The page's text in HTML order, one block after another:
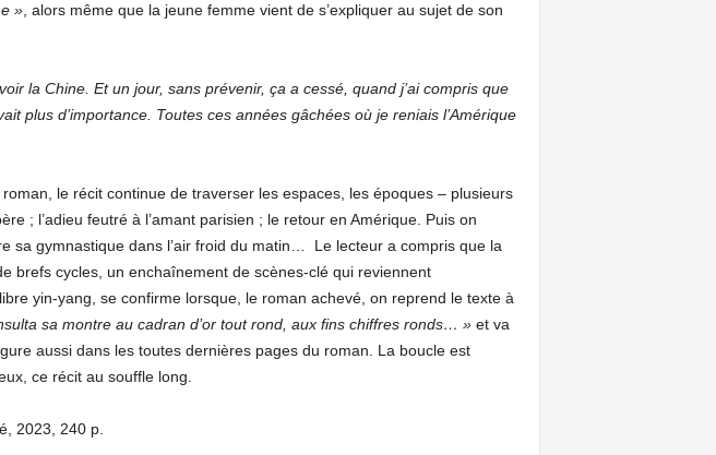
», alors même que la jeune femme vient de s’expliquer au sujet de son
la Chine. Et un jour, sans prévenir, ça a cessé, quand j’ai compris que
plus d’importance. Toutes ces années gâchées où je reniais l’Amérique
le récit continue de traverser les espaces, les époques – plusieurs
; l’adieu feutré à l’amant parisien ; le retour en Amérique. Puis on
sa gymnastique dans l’air froid du matin… Le lecteur a compris que la
brefs cycles, un enchaînement de scènes-clé qui reviennent
yin-yang, se confirme lorsque, le roman achevé, on reprend le texte à
sa montre au cadran d’or tout rond, aux fins chiffres ronds… »et va
aussi dans les toutes dernières pages du roman. La boucle est
ce récit au souffle long.
2023, 240 p.